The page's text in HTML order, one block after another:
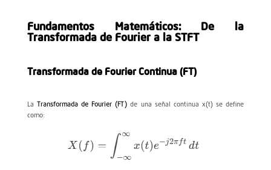
Fundamentos Matemáticos: De la
Transformada de Fourier a la STFT
Transformada de Fourier Continua (FT)
La Transformada de Fourier (FT) de una señal continua x(t)se define
como: